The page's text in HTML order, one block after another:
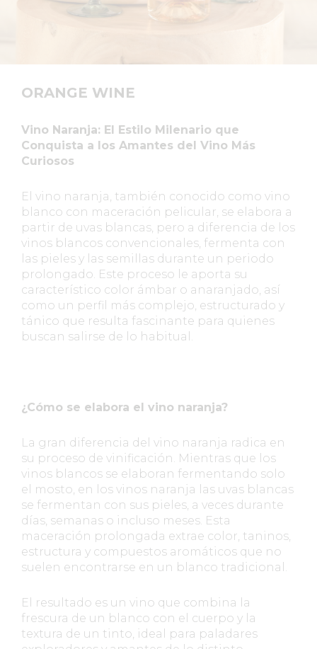
ORANGE WINE
Vino Naranja: El Estilo Milenario que
Conquista a los Amantes del Vino Más
Curiosos
El vino naranja, también conocido como vino
blanco con maceración pelicular, se elabora a
partir de uvas blancas, pero a diferencia de los
vinos blancos convencionales, fermenta con
las pieles y las semillas durante un periodo
prolongado. Este proceso le aporta su
característico color ámbar o anaranjado, así
como un perfil más complejo, estructurado y
tánico que resulta fascinante para quienes
buscan salirse de lo habitual.
¿Cómo se elabora el vino naranja?
La gran diferencia del vino naranja radica en
su proceso de vinificación. Mientras que los
vinos blancos se elaboran fermentando solo
el mosto, en los vinos naranja las uvas blancas
se fermentan con sus pieles, a veces durante
días, semanas o incluso meses. Esta
maceración prolongada extrae color, taninos,
estructura y compuestos aromáticos que no
suelen encontrarse en un blanco tradicional.
El resultado es un vino que combina la
frescura de un blanco con el cuerpo y la
textura de un tinto, ideal para paladares